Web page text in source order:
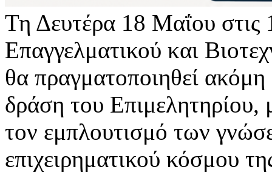
Τη Δευτέρα 18 Μαΐου στις
Επαγγελματικού και
θα πραγματοποιηθεί
δράση του
τον εμπλουτισμό των
επιχειρηματικού κόσμου